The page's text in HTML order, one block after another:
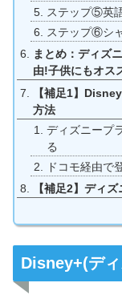
ステップ⑤英
ステップ⑥シ
まとめ：ディズ
由!子供にもオス
【補足1】
方法
ディズニープ
る
ドコモ経由で
【補足2】ディ
Disney+(デ